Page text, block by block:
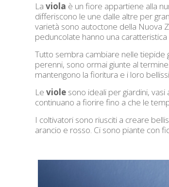
La viola è un fiore appartiene alla
differiscono le une dalle altre per
varietà sono autoctone della Nuova
peduncolate hanno una
Tutto sembra cambiare nelle tiepide
perenni, sono ormai giunte al
mantengono la fioritura e i loro
Le violesono ideali per giardini, vasi
continuano a fiorire fino a che le
I coltivatori sono riusciti a creare
arancio e rosso. Ci sono piante con